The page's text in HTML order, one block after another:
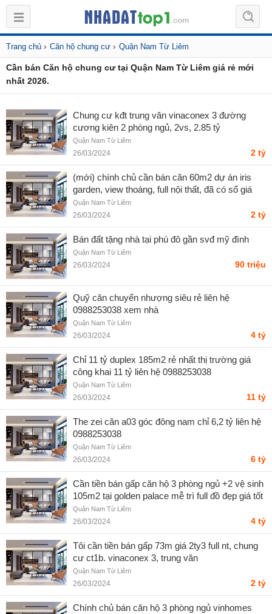
Trang chủ › Căn hộ chung cư › Quận Nam Từ Liêm
Cần bán Căn hộ chung cư tại Quận Nam Từ Liêm giá rẻ mới
nhất 2026.
Chung cư kđt trung văn vinaconex 3 đường
cương kiên 2 phòng ngủ, 2vs, 2.85 tỷ
Quận Nam Từ Liêm
26/03/2024 2 tỷ
(mới) chính chủ cần bán căn 60m2 dự án iris
garden, view thoáng, full nội thất, đã có sổ giá
2,7 tỷ
Quận Nam Từ Liêm
26/03/2024 2 tỷ
Bán đất tặng nhà tại phú đô gần svđ mỹ đình
Quận Nam Từ Liêm
26/03/2024 90 triệu
Quỹ căn chuyển nhượng siêu rẻ liên hệ
0988253038 xem nhà
Quận Nam Từ Liêm
26/03/2024 4 tỷ
Chỉ 11 tỷ duplex 185m2 rẻ nhất thị trường giá
công khai 11 tỷ liên hệ 0988253038
Quận Nam Từ Liêm
26/03/2024 11 tỷ
The zei căn a03 góc đông nam chỉ 6,2 tỷ liên hệ
0988253038
Quận Nam Từ Liêm
26/03/2024 6 tỷ
Cần tiền bán gấp căn hộ 3 phòng ngủ +2 vệ sinh
105m2 tại golden palace mễ trì full đồ đẹp giá tốt
0969 331 288
Quận Nam Từ Liêm
26/03/2024 4 tỷ
Tôi cần tiền bán gấp 73m giá 2ty3 full nt, chung
cư ct1b. vinaconex 3, trung văn
Quận Nam Từ Liêm
26/03/2024 2 tỷ
Chính chủ bán căn hộ 3 phòng ngủ vinhomes